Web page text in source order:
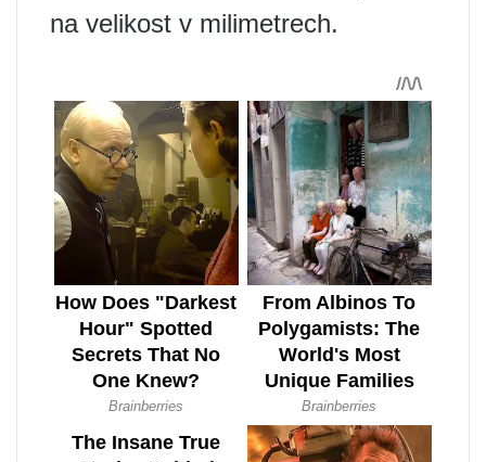
na velikost v milimetrech.